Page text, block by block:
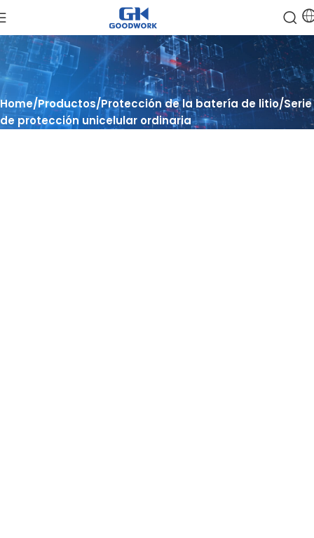
Home Productos Protección de la batería de litio Serie
de protección unicelular ordinaria